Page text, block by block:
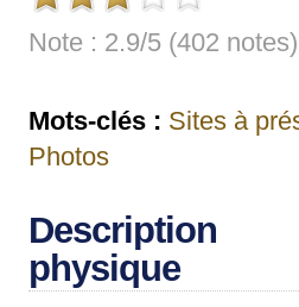
Note : 2.9/5 (402 notes)
Mots-clés : Sites à
Photos
Description
physique